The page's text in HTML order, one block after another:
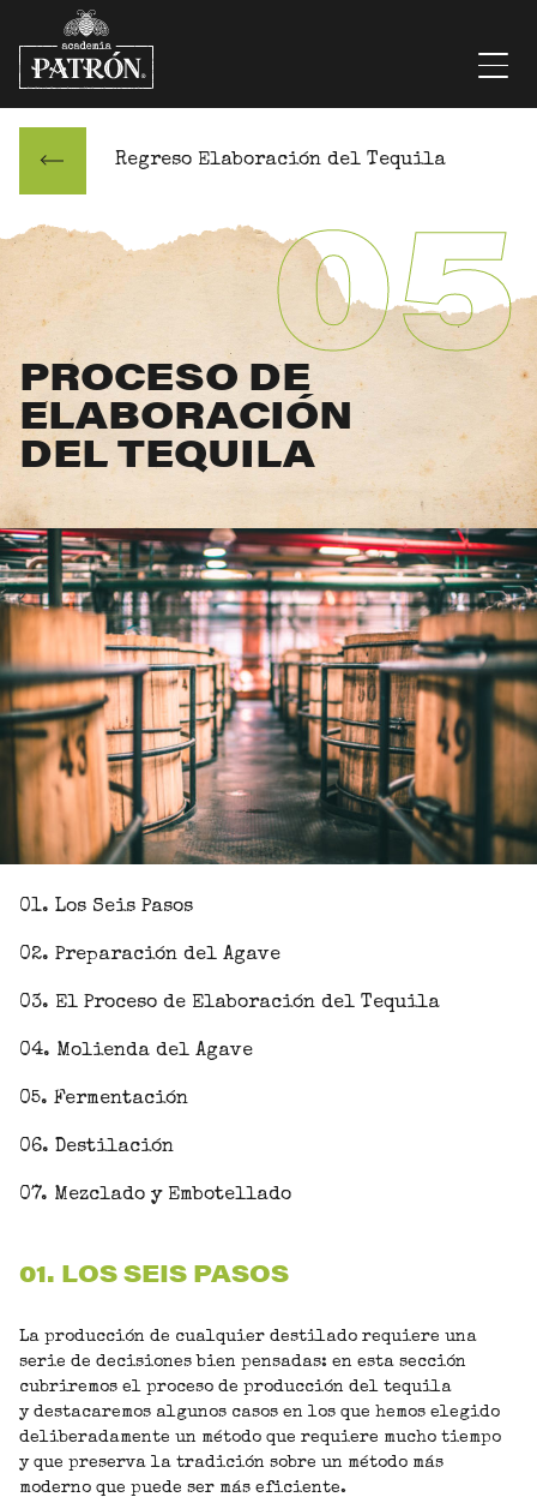
Saltar al contenido
Regreso Elaboración del Tequila
PROCESO DE
ELABORACIÓN
DEL TEQUILA
05
01. Los Seis Pasos
02. Preparación del Agave
03. El Proceso de Elaboración del Tequila
04. Molienda del Agave
05. Fermentación
06. Destilación
07. Mezclado y Embotellado
01. LOS SEIS PASOS
La producción de cualquier destilado requiere una
serie de decisiones bien pensadas: en esta sección
cubriremos el proceso de producción del tequila
y destacaremos algunos casos en los que hemos elegido
deliberadamente un método que requiere mucho tiempo
y que preserva la tradición sobre un método más
moderno que puede ser más eficiente.